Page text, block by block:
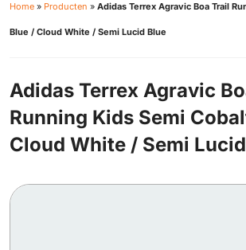
Home » Producten » Adidas Terrex Agravic Boa Trail
Blue / Cloud White / Semi Lucid Blue
Adidas Terrex Agravic
Running Kids Semi
Cloud White / Semi